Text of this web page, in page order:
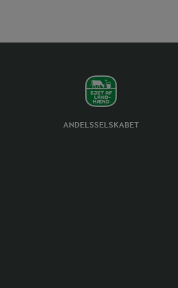
ANDELSSELSKABET